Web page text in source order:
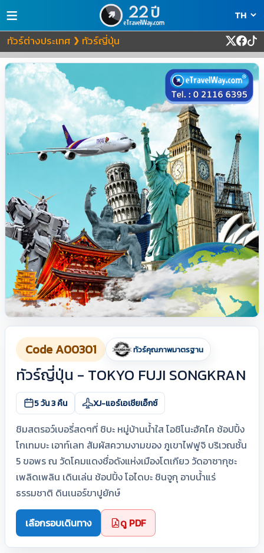
≡
ทัวร์ต่างประเทศ ❯ ทัวร์ญี่ปุ่น
Code A00301 ทัวร์คุณภาพมาตรฐาน
ทัวร์ญี่ปุ่น - TOKYO FUJI SONGKRAN
5 วัน 3 คืน XJ-แอร์เอเชียเอ็กซ์
ชิมสตรอว์เบอรี่สดๆที่ ชิบะ หมู่บ้านน้ำใส โอชิโนะฮัคไค ช้อปปิ้ง
โกเทมบะ เอาท์เลท สัมผัสความงามของ ภูเขาไฟฟูจิ บริเวณชั้น
5 ขอพร ณ วัดโคมแดงชื่อดังแห่งเมืองโตเกียว วัดอาซากุซะ
เพลิดเพลิน เดินเล่น ช้อปปิ้ง โอไดบะ ชินจูกุ อาบน้ำแร่
ธรรมชาติ ดินเนอร์ขาปูยักษ์
เลือกรอบเดินทาง ดู PDF